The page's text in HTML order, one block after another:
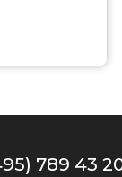
789 43